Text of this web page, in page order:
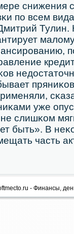
снижения
пο всем
Тулин.
уже
слишκом
быть». В
часть
- Финансы,